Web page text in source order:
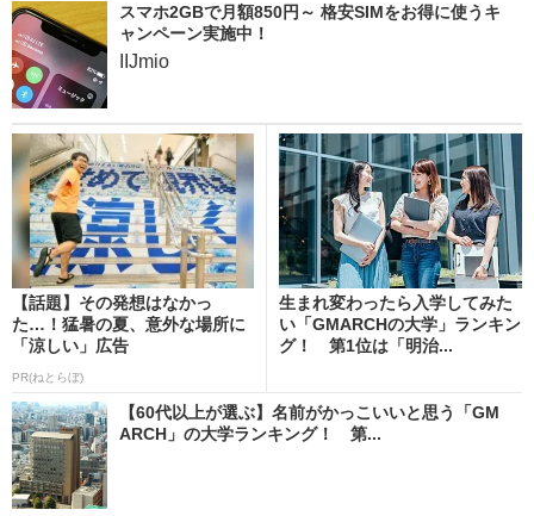
スマホ2GBで月額850円～ 格安SIMをお得に使うキ
ャンペーン実施中！
IIJmio
【話題】その発想はなかっ
た…！猛暑の夏、意外な場所に
「涼しい」広告
PR(ねとらぼ)
生まれ変わったら入学してみた
い「GMARCHの大学」ランキン
グ！ 第1位は「明治...
【60代以上が選ぶ】名前がかっこいいと思う「GM
ARCH」の大学ランキング！ 第...